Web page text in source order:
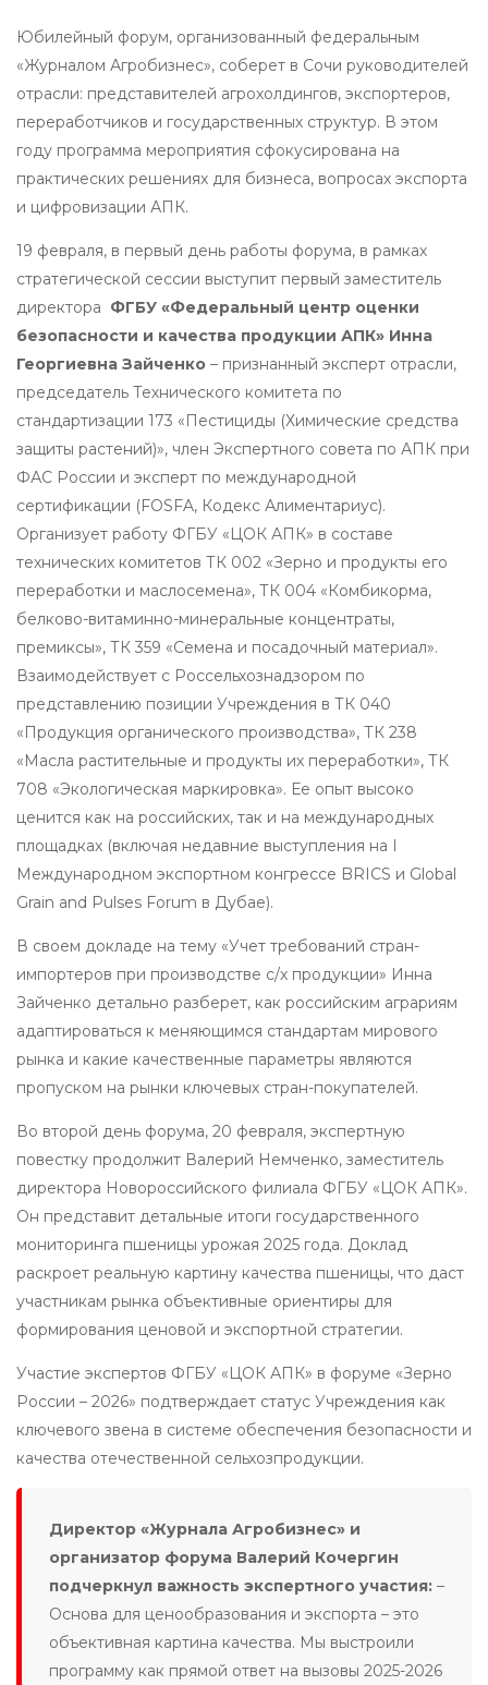
Юбилейный форум, организованный федеральным
«Журналом Агробизнес», соберет в Сочи руководителей
отрасли: представителей агрохолдингов, экспортеров,
переработчиков и государственных структур. В этом
году программа мероприятия сфокусирована на
практических решениях для бизнеса, вопросах экспорта
и цифровизации АПК.
19 февраля, в первый день работы форума, в рамках
стратегической сессии выступит первый заместитель
директора ФГБУ «Федеральный центр оценки
безопасности и качества продукции АПК» Инна
Георгиевна Зайченко – признанный эксперт отрасли,
председатель Технического комитета по
стандартизации 173 «Пестициды (Химические средства
защиты растений)», член Экспертного совета по АПК при
ФАС России и эксперт по международной
сертификации (FOSFA, Кодекс Алиментариус).
Организует работу ФГБУ «ЦОК АПК» в составе
технических комитетов ТК 002 «Зерно и продукты его
переработки и маслосемена», ТК 004 «Комбикорма,
белково-витаминно-минеральные концентраты,
премиксы», ТК 359 «Семена и посадочный материал».
Взаимодействует с Россельхознадзором по
представлению позиции Учреждения в ТК 040
«Продукция органического производства», ТК 238
«Масла растительные и продукты их переработки», ТК
708 «Экологическая маркировка». Ее опыт высоко
ценится как на российских, так и на международных
площадках (включая недавние выступления на I
Международном экспортном конгрессе BRICS и Global
Grain and Pulses Forum в Дубае).
В своем докладе на тему «Учет требований стран-
импортеров при производстве с/х продукции» Инна
Зайченко детально разберет, как российским аграриям
адаптироваться к меняющимся стандартам мирового
рынка и какие качественные параметры являются
пропуском на рынки ключевых стран-покупателей.
Во второй день форума, 20 февраля, экспертную
повестку продолжит Валерий Немченко, заместитель
директора Новороссийского филиала ФГБУ «ЦОК АПК».
Он представит детальные итоги государственного
мониторинга пшеницы урожая 2025 года. Доклад
раскроет реальную картину качества пшеницы, что даст
участникам рынка объективные ориентиры для
формирования ценовой и экспортной стратегии.
Участие экспертов ФГБУ «ЦОК АПК» в форуме «Зерно
России – 2026» подтверждает статус Учреждения как
ключевого звена в системе обеспечения безопасности и
качества отечественной сельхозпродукции.
Директор «Журнала Агробизнес» и
организатор форума Валерий Кочергин
подчеркнул важность экспертного участия: –
Основа для ценообразования и экспорта – это
объективная картина качества. Мы выстроили
программу как прямой ответ на вызовы 2025-2026